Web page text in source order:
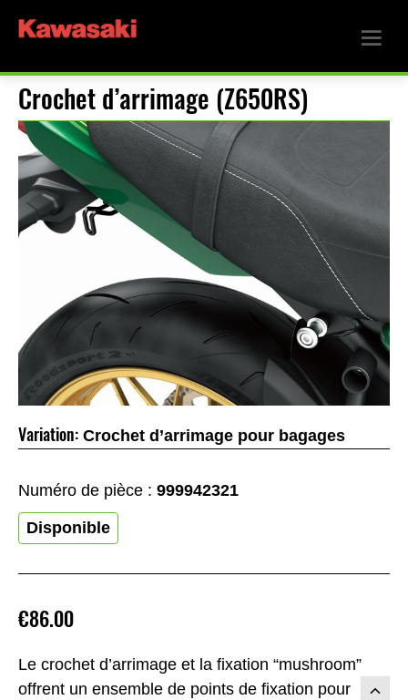
Crochet d’arrimage (Z650RS)
Le crochet d’arrimage et la fixation “mushroom”
offrent un ensemble de points de fixation pour
€86.00
Variation: Crochet d’arrimage pour bagages
Numéro de pièce : 999942321
Disponible